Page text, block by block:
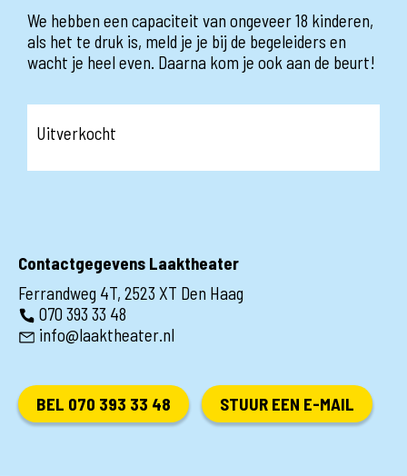
We hebben een capaciteit van ongeveer 18 kinderen,
als het te druk is, meld je je bij de begeleiders en
wacht je heel even. Daarna kom je ook aan de beurt!
Uitverkocht
Contactgegevens Laaktheater
Ferrandweg 4T, 2523 XT Den Haag
070 393 33 48
info@laaktheater.nl
BEL 070 393 33 48 STUUR EEN E-MAIL